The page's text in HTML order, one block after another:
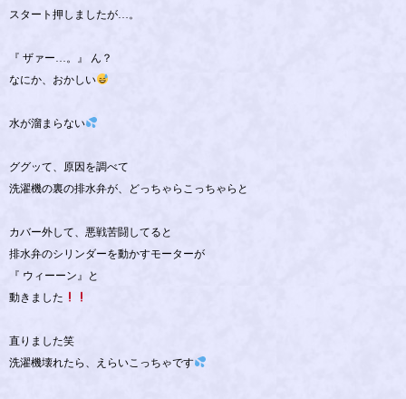
スタート押しましたが…。
『 ザァー…。』 ん？
なにか、おかしい
水が溜まらない
ググッて、原因を調べて
洗濯機の裏の排水弁が、どっちゃらこっちゃらと
カバー外して、悪戦苦闘してると
排水弁のシリンダーを動かすモーターが
『 ウィーーン』と
動きました
直りました笑
洗濯機壊れたら、えらいこっちゃです